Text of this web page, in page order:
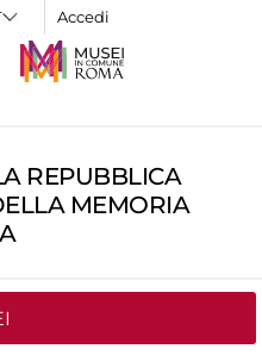
Accedi
REPUBBLICA
MEMORIA